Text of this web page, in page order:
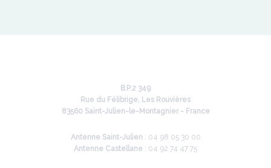
B.P.2 349
Rue du Félibrige, Les Rouvières
83560 Saint-Julien-le-Montagnier - France
Antenne Saint-Julien : 04 98 05 30 00
Antenne Castellane : 04 92 74 47 75